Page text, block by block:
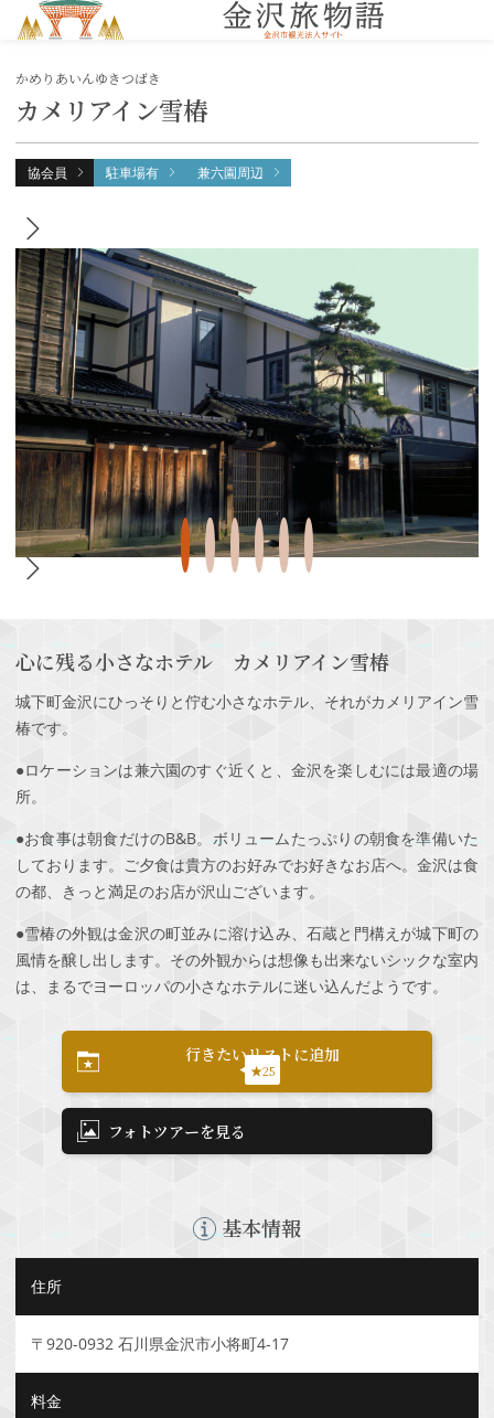
カメリアイン雪椿
かめりあいんゆきつばき
協会員 駐車場有 兼六園周辺
心に残る小さなホテル カメリアイン雪椿
城下町金沢にひっそりと佇む小さなホテル、それがカメリアイン雪
椿です。
●ロケーションは兼六園のすぐ近くと、金沢を楽しむには最適の場
所。
●お食事は朝食だけのB&B。ボリュームたっぷりの朝食を準備いた
しております。ご夕食は貴方のお好みでお好きなお店へ。金沢は食
の都、きっと満足のお店が沢山ございます。
●雪椿の外観は金沢の町並みに溶け込み、石蔵と門構えが城下町の
風情を醸し出します。その外観からは想像も出来ないシックな室内
は、まるでヨーロッパの小さなホテルに迷い込んだようです。
行きたいリストに追加
★25
フォトツアーを見る
基本情報
住所
〒920-0932 石川県金沢市小将町4-17
料金